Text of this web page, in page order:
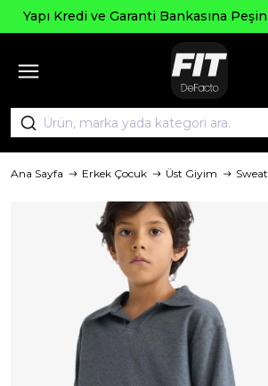
Yapı Kredi ve Garanti Bankasına
Ana Sayfa Erkek Çocuk Üst Giyim